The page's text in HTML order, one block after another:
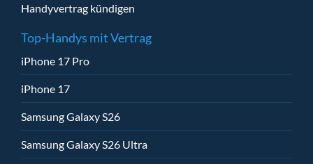
Handyvertrag kündigen
Top-Handys mit Vertrag
iPhone 17 Pro
iPhone 17
Samsung Galaxy S26
Samsung Galaxy S26 Ultra